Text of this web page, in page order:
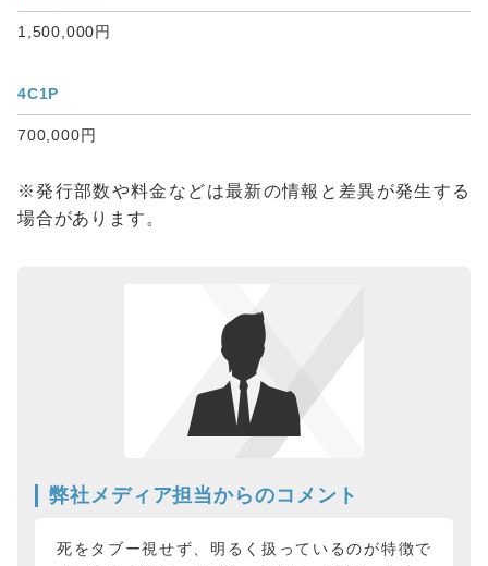
1,500,000円
4C1P
700,000円
※発行部数や料金などは最新の情報と差異が発生する
場合があります。
弊社メディア担当からのコメント
死をタブー視せず、明るく扱っているのが特徴で